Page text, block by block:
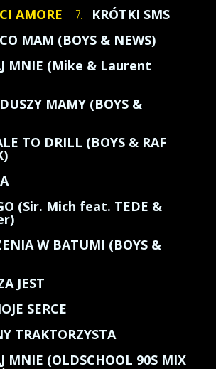
AMORE 7.
KRÓTKI SMS
MAM (BOYS & NEWS)
MNIE (Mike & Laurent
MAMY (BOYS &
TO DRILL (BOYS & RAF
(Sir. Mich feat. TEDE &
W BATUMI (BOYS &
JEST
SERCE
TRAKTORZYSTA
MNIE (OLDSCHOOL 90S MIX